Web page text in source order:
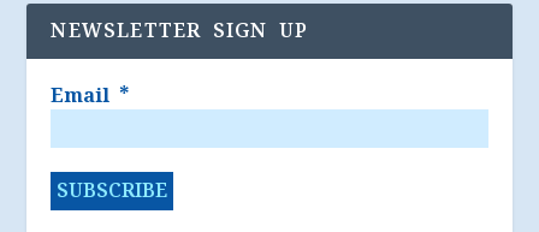
NEWSLETTER SIGN UP
Email *